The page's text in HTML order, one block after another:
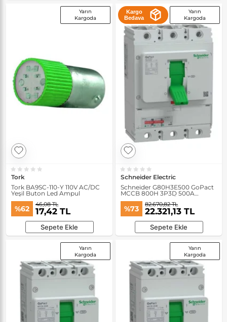
Yarın
Kargoda
Tork
Tork BA9SC-110-Y 110V AC/DC
Yeşil Buton Led Ampul
%62 46,08 TL
17,42 TL
Sepete Ekle
Kargo
Bedava
Yarın
Kargoda
Schneider Electric
Schneider G80H3E500 GoPact
MCCB 800H 3P3D 500A
Elektronik Açma Üniteli Şalter
%73 82.670,82 TL
22.321,13 TL
Sepete Ekle
Yarın
Kargoda
Yarın
Kargoda